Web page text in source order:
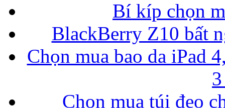
Bí kíp chọn
BlackBerry Z10 bất
Chọn mua bao da iPad
Chọn mua túi đeo